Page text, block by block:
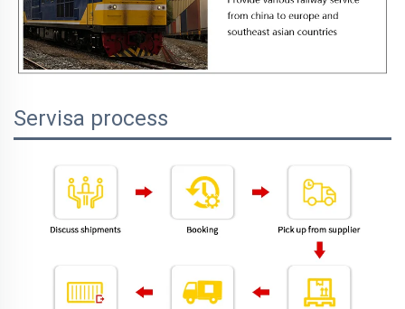
Servisa process